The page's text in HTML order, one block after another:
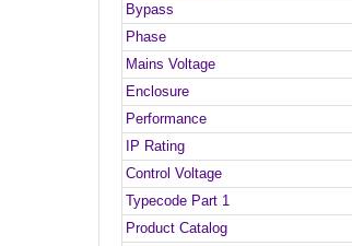
Bypass
Phase
Mains Voltage
Enclosure
Performance
IP Rating
Control Voltage
Typecode Part 1
Product Catalog